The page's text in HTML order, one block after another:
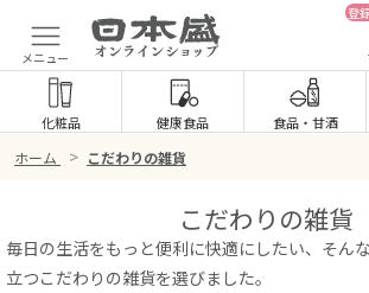
メニュー
登
化粧品 健康食品 食品・ 甘酒
ホーム > こだわりの雑貨
こだわりの雑貨
毎日の生活をもっと便利に快適にしたい、そん
立つこだわりの雑貨を選びました。